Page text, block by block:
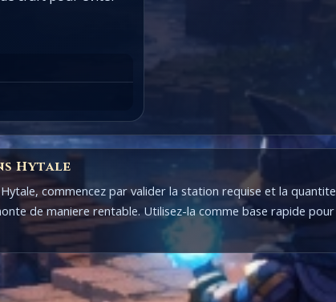
Hytale
commencez par valider la station requise et la
de maniere rentable. Utilisez-la comme base rapide